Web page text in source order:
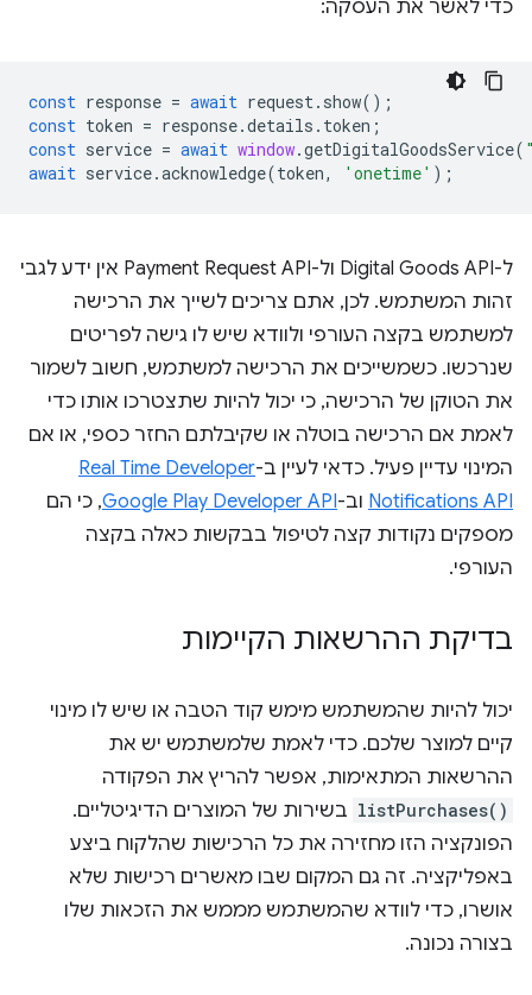
כדי לאשר את העסקה:
const response = await request. show();
const token = response.details . token ;
const service = await window.getDigitalGoodsService(
await service.acknowledge(token, 'onetime' );
ל-Digital Goods API ול-Payment Request API אין ידע לגבי
זהות המשתמש. לכן, אתם צריכים לשייך את הרכישה
למשתמש בקצה העורפי ולוודא שיש לו גישה לפריטים
שנרכשו. כשמשייכים את הרכישה למשתמש, חשוב לשמור
את הטוקן של הרכישה, כי יכול להיות שתצטרכו אותו כדי
לאמת אם הרכישה בוטלה או שקיבלתם החזר כספי, או אם
המינוי עדיין פעיל. כדאי לעיין ב-Real Time Developer
Notifications API וב-Google Play Developer API, כי הם
מספקים נקודות קצה לטיפול בבקשות כאלה בקצה
העורפי.
בדיקת ההרשאות הקיימות
יכול להיות שהמשתמש מימש קוד הטבה או שיש לו מינוי
קיים למוצר שלכם. כדי לאמת שלמשתמש יש את
ההרשאות המתאימות, אפשר להריץ את הפקודה
listPurchases() בשירות של המוצרים הדיגיטליים.
הפונקציה הזו מחזירה את כל הרכישות שהלקוח ביצע
באפליקציה. זה גם המקום שבו מאשרים רכישות שלא
אושרו, כדי לוודא שהמשתמש מממש את הזכאות שלו
בצורה נכונה.